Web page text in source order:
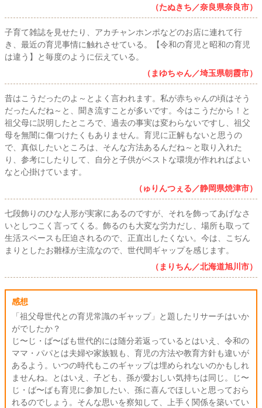
（たぬきち／奈良県奈良市）
子育て雑誌を見せたり、アカチャンホンポなどのお店に連れて行
き、最近の育児事情に触れさせている。【令和の育児と昭和の育児
は違う】と毎度のように伝えている。
（まゆちゃん／埼玉県朝霞市）
昔はこうだったのよ～とよく言われます。私が赤ちゃんの頃はそう
だったんだね～と、聞き流すことが多いです。今はこうだから！と
祖父母に説明したところで、過去の事実は変わらないですし、祖父
母を無闇に傷つけたくもありません。育児に正解もないと思うの
で、真似したいところは、そんな方法あるんだね～と取り入れた
り、参考にしたりして、自分と子供がベストな環境が作れればよい
なと心掛けています。
（ゅりんつぇる／静岡県焼津市）
七段飾りのひな人形が実家にあるのですが、それを飾ってあげなさ
いとしつこく言ってくる。飾るのも大変な労力だし、場所も取って
生活スペースも圧迫されるので、正直出したくない。今は、こぢん
まりとしたお雛様が主流なので、世代間ギャップを感じます。
（まりちん／北海道旭川市）
感想
「祖父母世代との育児常識のギャップ」と題したリサーチはいか
がでしたか？
じ〜じ・ば〜ばも世代的には随分若返っているとはいえ、令和の
ママ・パパとは夫婦や家族観も、育児の方法や教育方針も違いが
あるよう。いつの時代もこのギャップは埋められないのかもしれ
ませんね。とはいえ、子ども、孫が愛おしい気持ちは同じ。じ〜
じ・ば〜ばも育児に参加したい、孫に喜んでほしいと思っておら
れるのでしょう。そんな思いを察知して、上手く関係を築いてい